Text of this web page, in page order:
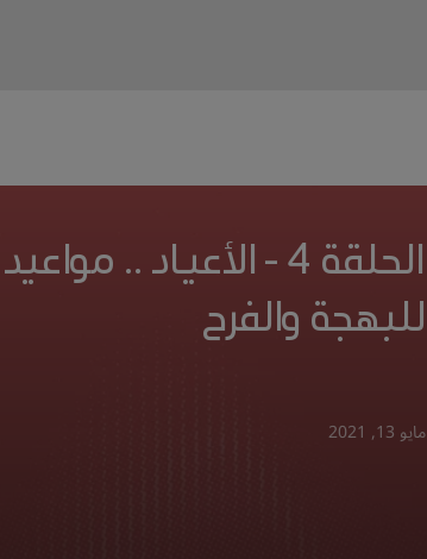
الحلقة 4 - الأعياد .. مواعيد
للبهجة والفرح
مايو 13, 2021